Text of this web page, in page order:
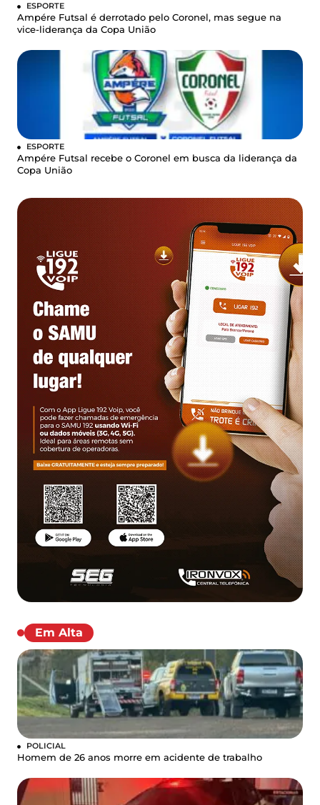
ESPORTE
Ampére Futsal é derrotado pelo Coronel, mas segue na
vice-liderança da Copa União
ESPORTE
Ampére Futsal recebe o Coronel em busca da liderança da
Copa União
Em Alta
POLICIAL
Homem de 26 anos morre em acidente de trabalho